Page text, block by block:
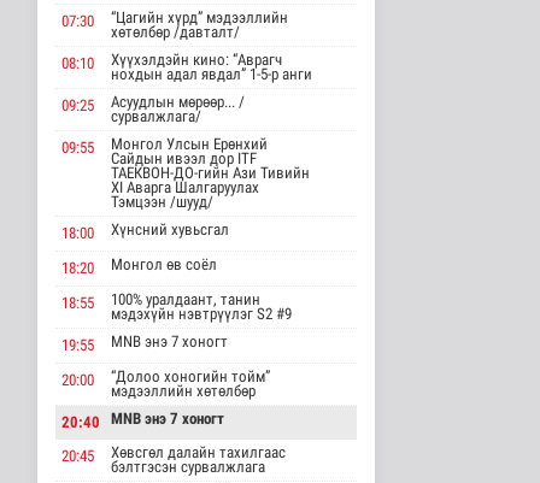
ЦАГ АГААР:
Улаанбаатарт өдөртөө
26 хэм дулаан
Байгаль орчин
11 цаг 22 минутын өмнө
Монгол Улсын Төрийн
дуулал
Энтертайнмент
15 цаг 38 минутын өмнө
"Цагийн хүрд"
/2026.08.08/
Нийгэм
2026-08-08 19:59
Хүүхэд залуус, бизнес
эрхлэгчдийг дэмжих
инкубат..
Нийгэм
2026-08-08 17:16
07:30
“Цагийн хүрд” мэдээллийн
хөтөлбөр /давталт/
08:10
Хүүхэлдэйн кино: “Аврагч
нохдын адал явдал” 1-5-р анги
09:25
Асуудлын мөрөөр... /
сурвалжлага/
09:55
Монгол Улсын Ерөнхий
Сайдын ивээл дор ITF
ТАЕКВОН-ДО-гийн Ази Тивийн
XI Аварга Шалгаруулах
Тэмцээн /шууд/
18:00
Хүнсний хувьсгал
18:20 Монгол өв соёл
18:55
100% уралдаант, танин
мэдэхүйн нэвтрүүлэг S2 #9
19:55
MNB энэ 7 хоногт
20:00
“Долоо хоногийн тойм”
мэдээллийн хөтөлбөр
20:40
MNB энэ 7 хоногт
20:45
Хөвсгөл далайн тахилгаас
бэлтгэсэн сурвалжлага